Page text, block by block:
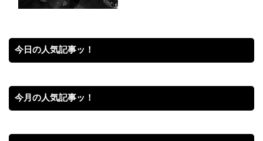
今日の人気記事ッ！
今月の人気記事ッ！